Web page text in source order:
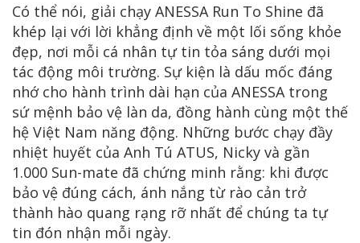
Có thể nói, giải chạy ANESSA Run To Shine đã
khép lại với lời khẳng định về một lối sống khỏe
đẹp, nơi mỗi cá nhân tự tin tỏa sáng dưới mọi
tác động môi trường. Sự kiện là dấu mốc đáng
nhớ cho hành trình dài hạn của ANESSA trong
sứ mệnh bảo vệ làn da, đồng hành cùng một thế
hệ Việt Nam năng động. Những bước chạy đầy
nhiệt huyết của Anh Tú ATUS, Nicky và gần
1.000 Sun-mate đã chứng minh rằng: khi được
bảo vệ đúng cách, ánh nắng từ rào cản trở
thành hào quang rạng rỡ nhất để chúng ta tự
tin đón nhận mỗi ngày.